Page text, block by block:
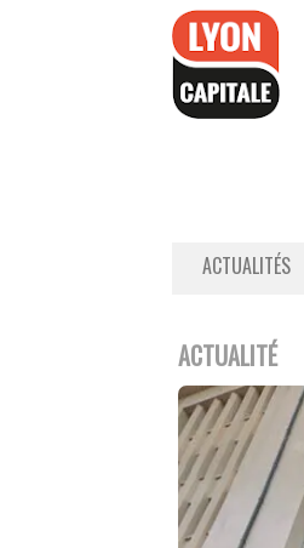
ACTUALITÉS
ACTUALITÉ